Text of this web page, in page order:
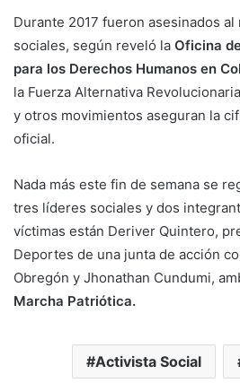
Durante 2017 fueron asesinados
sociales, según reveló la Oficina
para los Derechos Humanos en
la Fuerza Alternativa
y otros movimientos aseguran la
oficial.
Nada más este fin de semana se
tres líderes sociales y dos
víctimas están Deriver Quintero,
Deportes de una junta de acción
Obregón y Jhonathan Cundumi,
Marcha Patriótica.
Activista Social